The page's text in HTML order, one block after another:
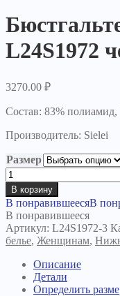
L24S1972
3270.00 ₽
Состав: 83% полиамид,
Производитель: Sielei
Размер
Количество
товара
Бюстгальтер
Pure
Love
L24S1972
черный
В корзину
В понравившеесяВ
В понравившееся
Артикул: L24S1972-3
белье, Женщинам,
Описание
Детали
Определить